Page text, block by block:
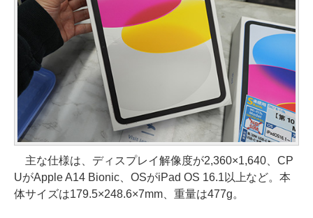
主な仕様は、ディスプレイ解像度が2,360×1,640、CP
UがApple A14 Bionic、OSがiPad OS 16.1以上など。本
体サイズは179.5×248.6×7mm、重量は477g。